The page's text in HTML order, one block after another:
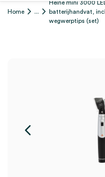
Home ...
Heine mini 3000
batterijhandvat,
wegwerptips (set)